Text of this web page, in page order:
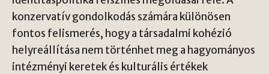
konzervatív gondolkodás számára különösen
fontos felismerés, hogy a társadalmi kohézió
helyreállítása nem történhet meg a hagyományos
intézményi keretek és kulturális értékek